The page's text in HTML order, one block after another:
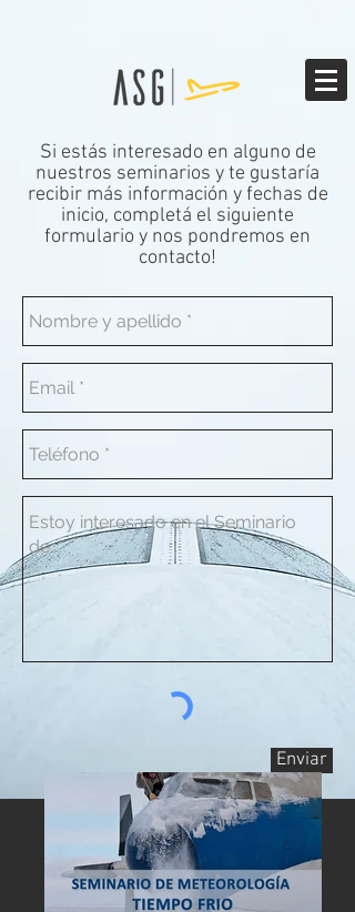
Si estás interesado en alguno de
nuestros seminarios y te gustaría
recibir más información y fechas de
inicio, completá el siguiente
formulario y nos pondremos en
contacto!
Enviar